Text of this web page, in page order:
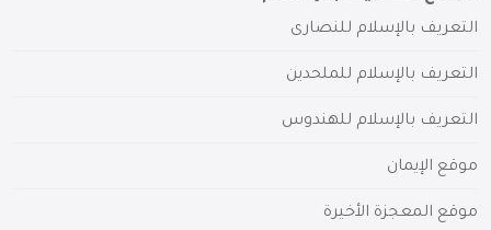
التعريف بالإسلام للنصارى
التعريف بالإسلام للملحدين
التعريف بالإسلام للهندوس
موقع الإيمان
موقع المعجزة الأخيرة